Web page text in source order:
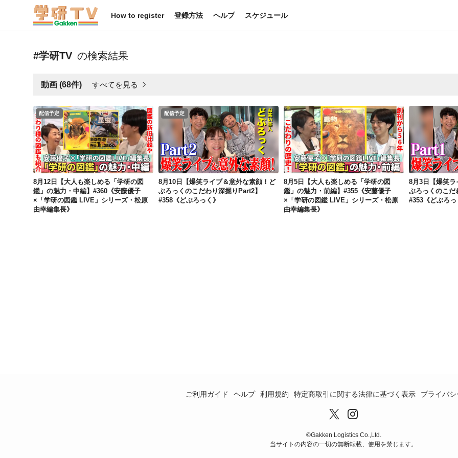
How to register 登録方法 ヘルプ スケジュール
#学研TV の検索結果
動画 (68件) すべてを見る
配信予定
8月12日【大人も楽しめる「学研の図鑑」の魅力・中編】#360《安藤優子×「学研の図鑑 LIVE」シリーズ・松原由幸編集長》
8月12日【大人も楽しめる「学研の図
鑑」の魅力・中編】#360《安藤優子
×「学研の図鑑 LIVE」シリーズ・松原
由幸編集長》
配信予定
8月10日【爆笑ライブ＆意外な素顔！どぶろっくのこだわり深掘りPart2】#358《どぶろっく》
8月10日【爆笑ライブ＆意外な素顔！ど
ぶろっくのこだわり深掘りPart2】
#358《どぶろっく》
8月5日【大人も楽しめる「学研の図鑑」の魅力・前編】#355《安藤優子×「学研の図鑑 LIVE」シリーズ・松原由幸編集長》
8月5日【大人も楽しめる「学研の図
鑑」の魅力・前編】#355《安藤優子
×「学研の図鑑 LIVE」シリーズ・松原
由幸編集長》
8月3日【爆笑
ぶろっくのこだ
#353《どぶろっ
ご利用ガイド ヘルプ 利用規約 特定商取引に関する法律に基づく表示 プライバ
©️Gakken Logistics Co.,Ltd.
当サイトの内容の一切の無断転載、使用を禁じます。